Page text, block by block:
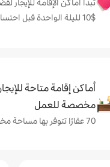
تبدأ أماكن الإقامة للإيجار
$‏10 لليلة الواحدة قبل احتساب الضرائب والرسوم
أماكن إقامة متاحة
مخصصة للعمل
70 عقارًا تتوفر بها مساحة مخصصة للعمل